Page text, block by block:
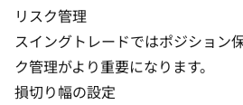
リスク管理
スイングトレードではポジション
ク管理がより重要になります。
損切り幅の設定